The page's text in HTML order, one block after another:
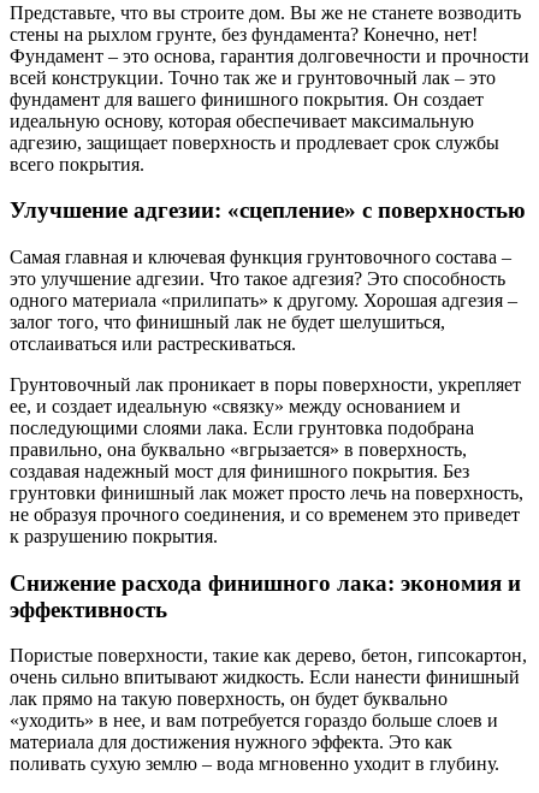
Представьте, что вы строите дом. Вы же не станете возводить
стены на рыхлом грунте, без фундамента? Конечно, нет!
Фундамент – это основа, гарантия долговечности и прочности
всей конструкции. Точно так же и грунтовочный лак – это
фундамент для вашего финишного покрытия. Он создает
идеальную основу, которая обеспечивает максимальную
адгезию, защищает поверхность и продлевает срок службы
всего покрытия.
Улучшение адгезии: «сцепление» с поверхностью
Самая главная и ключевая функция грунтовочного состава –
это улучшение адгезии. Что такое адгезия? Это способность
одного материала «прилипать» к другому. Хорошая адгезия –
залог того, что финишный лак не будет шелушиться,
отслаиваться или растрескиваться.
Грунтовочный лак проникает в поры поверхности, укрепляет
ее, и создает идеальную «связку» между основанием и
последующими слоями лака. Если грунтовка подобрана
правильно, она буквально «вгрызается» в поверхность,
создавая надежный мост для финишного покрытия. Без
грунтовки финишный лак может просто лечь на поверхность,
не образуя прочного соединения, и со временем это приведет
к разрушению покрытия.
Снижение расхода финишного лака: экономия и
эффективность
Пористые поверхности, такие как дерево, бетон, гипсокартон,
очень сильно впитывают жидкость. Если нанести финишный
лак прямо на такую поверхность, он будет буквально
«уходить» в нее, и вам потребуется гораздо больше слоев и
материала для достижения нужного эффекта. Это как
поливать сухую землю – вода мгновенно уходит в глубину.